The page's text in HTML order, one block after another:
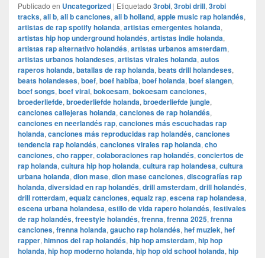
Publicado en Uncategorized | Etiquetado 3robi, 3robi drill, 3robi
tracks, ali b, ali b canciones, ali b holland, apple music rap holandés,
artistas de rap spotify holanda, artistas emergentes holanda,
artistas hip hop underground holandés, artistas indie holanda,
artistas rap alternativo holandés, artistas urbanos amsterdam,
artistas urbanos holandeses, artistas virales holanda, autos
raperos holanda, batallas de rap holanda, beats drill holandeses,
beats holandeses, boef, boef habiba, boef holanda, boef slangen,
boef songs, boef viral, bokoesam, bokoesam canciones,
broederliefde, broederliefde holanda, broederliefde jungle,
canciones callejeras holanda, canciones de rap holandés,
canciones en neerlandés rap, canciones más escuchadas rap
holanda, canciones más reproducidas rap holandés, canciones
tendencia rap holandés, canciones virales rap holanda, cho
canciones, cho rapper, colaboraciones rap holandés, conciertos de
rap holanda, cultura hip hop holanda, cultura rap holandesa, cultura
urbana holanda, dion mase, dion mase canciones, discografías rap
holanda, diversidad en rap holandés, drill amsterdam, drill holandés,
drill rotterdam, equalz canciones, equalz rap, escena rap holandesa,
escena urbana holandesa, estilo de vida rapero holandés, festivales
de rap holandés, freestyle holandés, frenna, frenna 2025, frenna
canciones, frenna holanda, gaucho rap holandés, hef muziek, hef
rapper, himnos del rap holandés, hip hop amsterdam, hip hop
holanda, hip hop moderno holanda, hip hop old school holanda, hip